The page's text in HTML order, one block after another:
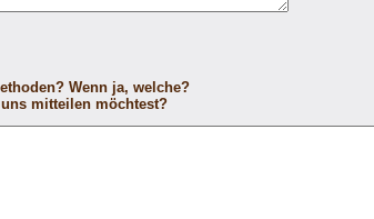
Wenn ja, welche?
mitteilen möchtest?